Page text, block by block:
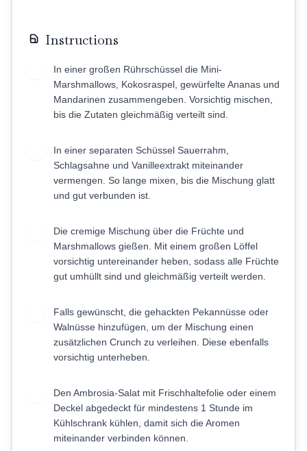
Instructions
In einer großen Rührschüssel die Mini-
Marshmallows, Kokosraspel, gewürfelte Ananas und
Mandarinen zusammengeben. Vorsichtig mischen,
bis die Zutaten gleichmäßig verteilt sind.
In einer separaten Schüssel Sauerrahm,
Schlagsahne und Vanilleextrakt miteinander
vermengen. So lange mixen, bis die Mischung glatt
und gut verbunden ist.
Die cremige Mischung über die Früchte und
Marshmallows gießen. Mit einem großen Löffel
vorsichtig untereinander heben, sodass alle Früchte
gut umhüllt sind und gleichmäßig verteilt werden.
Falls gewünscht, die gehackten Pekannüsse oder
Walnüsse hinzufügen, um der Mischung einen
zusätzlichen Crunch zu verleihen. Diese ebenfalls
vorsichtig unterheben.
Den Ambrosia-Salat mit Frischhaltefolie oder einem
Deckel abgedeckt für mindestens 1 Stunde im
Kühlschrank kühlen, damit sich die Aromen
miteinander verbinden können.